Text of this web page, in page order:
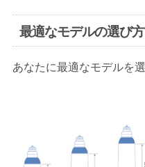
最適なモデルの選び方
あなたに最適なモデルを